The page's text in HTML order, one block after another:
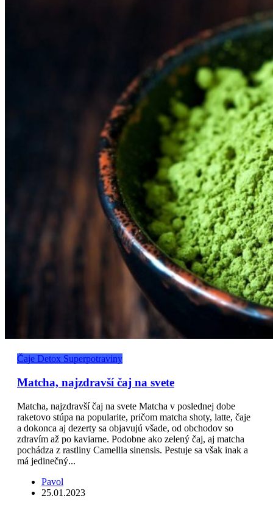
Čaje Detox Superpotraviny
Matcha, najzdravší čaj na svete
Matcha, najzdravší čaj na svete Matcha v poslednej dobe
raketovo stúpa na popularite, pričom matcha shoty, latte, čaje
a dokonca aj dezerty sa objavujú všade, od obchodov so
zdravím až po kaviarne. Podobne ako zelený čaj, aj matcha
pochádza z rastliny Camellia sinensis. Pestuje sa však inak a
má jedinečný...
Pavol
25.01.2023